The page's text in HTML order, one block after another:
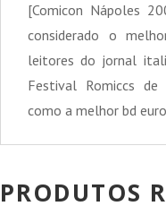
[Comicon Nápoles
considerado o
leitores do jornal
Festival Romiccs
como a melhor bd
PRODUTOS